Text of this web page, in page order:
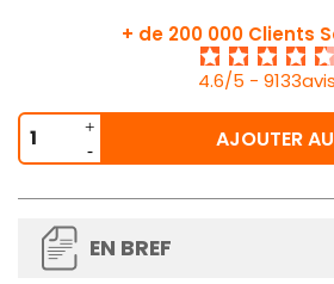
+ de 200 000 Clients
4.6/5 - 9133avis
AJOUTER
EN BREF